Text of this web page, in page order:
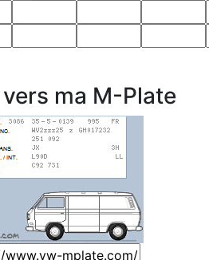
ma M-Plate